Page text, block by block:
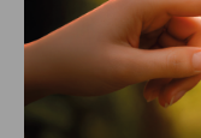
Billets
restantes)